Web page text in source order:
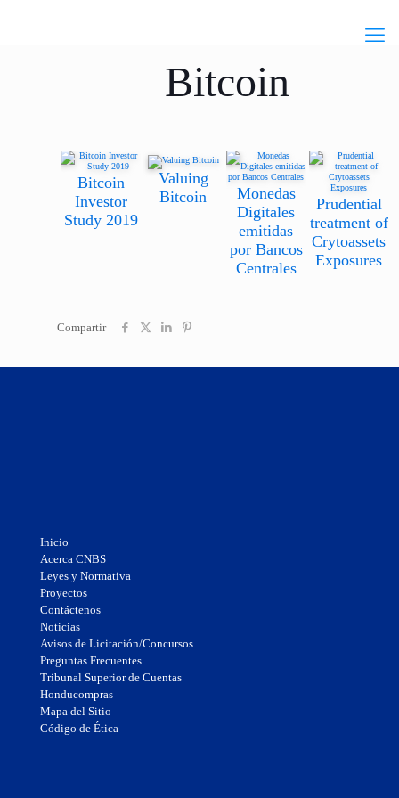
Bitcoin
Bitcoin
Investor
Study 2019
Valuing
Bitcoin
Monedas
Digitales
emitidas
por Bancos
Centrales
Prudential
treatment of
Crytoassets
Exposures
Compartir
Inicio
Acerca CNBS
Leyes y Normativa
Proyectos
Contáctenos
Noticias
Avisos de Licitación/Concursos
Preguntas Frecuentes
Tribunal Superior de Cuentas
Honducompras
Mapa del Sitio
Código de Ética